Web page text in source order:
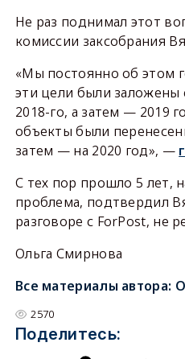
Не раз поднимал этот
комиссии заксобрания
«Мы постоянно об этом
эти цели были заложены
2018-го, а затем — 2019
объекты были
затем — на 2020 год», —
С тех пор прошло 5 лет,
проблема, подтвердил
разговоре с ForPost, не
Ольга Смирнова
Все материалы автора:
2570
Поделитесь: